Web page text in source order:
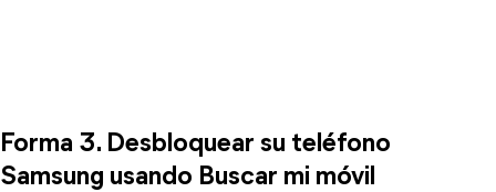
Forma 3. Desbloquear su teléfono
Samsung usando Buscar mi móvil